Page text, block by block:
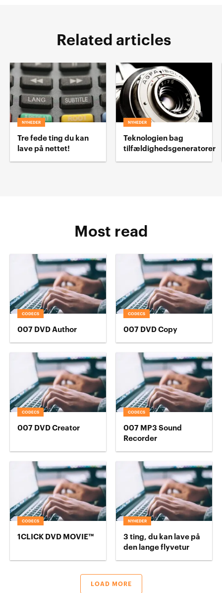
Related articles
NYHEDER
Tre fede ting du kan
lave på nettet!
NYHEDER
Teknologien bag
tilfældighedsgeneratorer
Most read
CODECS
007 DVD Author
CODECS
007 DVD Copy
CODECS
007 DVD Creator
CODECS
007 MP3 Sound
Recorder
CODECS
1CLICK DVD MOVIE™
NYHEDER
3 ting, du kan lave på
den lange flyvetur
LOAD MORE